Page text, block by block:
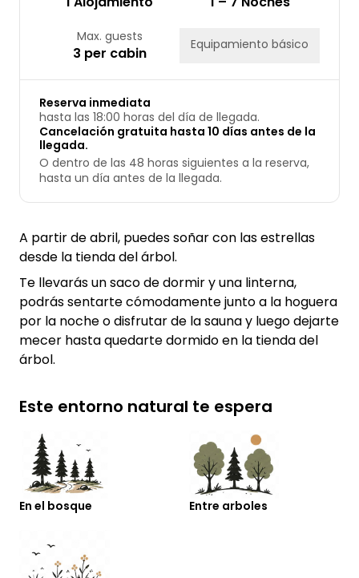
Max. guests
3 per cabin Equipamiento básico
Reserva inmediata
hasta las 18:00 horas del día de llegada.
Cancelación gratuita hasta 10 días antes de la
llegada.
O dentro de las 48 horas siguientes a la reserva,
hasta un día antes de la llegada.
A partir de abril, puedes soñar con las estrellas
desde la tienda del árbol.
Te llevarás un saco de dormir y una linterna,
podrás sentarte cómodamente junto a la hoguera
por la noche o disfrutar de la sauna y luego dejarte
mecer hasta quedarte dormido en la tienda del
árbol.
Este entorno natural te espera
En el bosque Entre arboles